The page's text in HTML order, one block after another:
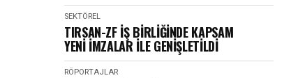
SEKTÖREL
TIRSAN-ZF İŞ BİRLİĞİNDE KAPSAM
YENİ İMZALAR İLE GENİŞLETİLDİ
RÖPORTAJLAR